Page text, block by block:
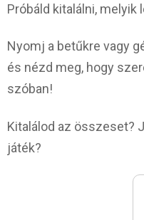
Próbáld kitalálni,
Nyomj a betűkre vagy
és nézd meg, hogy
szóban!
Kitalálod az összeset?
játék?